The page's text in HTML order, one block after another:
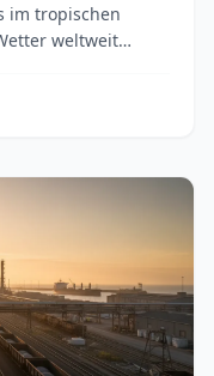
im tropischen
weltweit